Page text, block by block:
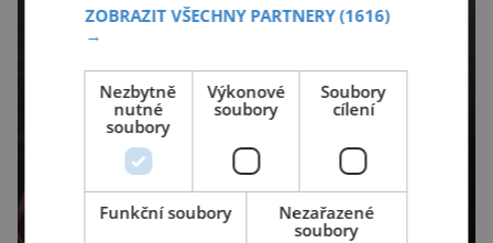
ZOBRAZIT VŠECHNY PARTNERY(1616)
→
Nezbytně
nutné
soubory
Výkonové
soubory
Soubory
cílení
Funkční soubory
Nezařazené
soubory